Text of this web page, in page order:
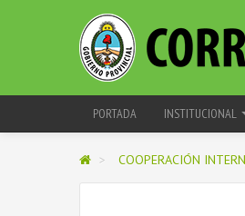
PORTADA INSTITUCIONAL
> COOPERACIÓN